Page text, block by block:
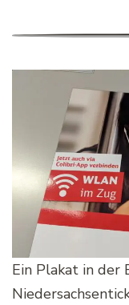
Ein Plakat in der